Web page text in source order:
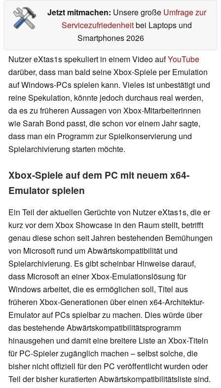
Jetzt mitmachen: Unsere große Umfrage zur
Servicezufriedenheitbei Laptops und
Smartphones 2026
Nutzer eXtas1s spekuliert in einem Video aufYouTube
darüber, dass man bald seine Xbox-Spiele per Emulation
auf Windows-PCs spielen kann. Vieles ist unbestätigt und
reine Spekulation, könnte jedoch durchaus real werden,
da es zu früheren Aussagen von Xbox-Mitarbeiterinnen
wie Sarah Bond passt, die schon vor einem Jahr sagte,
dass man ein Programm zur Spielkonservierung und
Spielarchivierung starten möchte.
Xbox-Spiele auf dem PC mit neuem x64-
Emulator spielen
Ein Teil der aktuellen Gerüchte von Nutzer eXtas1s, die er
kurz vor dem Xbox Showcase in den Raum stellt, betrifft
genau diese schon seit Jahren bestehenden Bemühungen
von Microsoft rund um Abwärtskompatibilität und
Spielarchivierung. Es gibt scheinbar Hinweise darauf,
dass Microsoft an einer Xbox-Emulationslösung für
Windows arbeitet, die es ermöglichen soll, Titel aus
früheren Xbox-Generationen über einen x64-Architektur-
Emulator auf PCs spielbar zu machen. Dies würde über
das bestehende Abwärtskompatibilitätsprogramm
hinausgehen und damit eine breitere Liste an Xbox-Titeln
für PC-Spieler zugänglich machen – selbst solche, die
bisher nicht offiziell für den PC veröffentlicht wurden oder
Teil der bisher kuratierten Abwärtskompatibilitätsliste sind.